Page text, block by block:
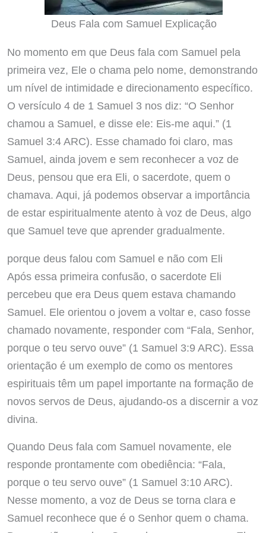
Deus Fala com Samuel Explicação
No momento em que Deus fala com Samuel pela
primeira vez, Ele o chama pelo nome, demonstrando
um nível de intimidade e direcionamento específico.
O versículo 4 de 1 Samuel 3 nos diz: “O Senhor
chamou a Samuel, e disse ele: Eis-me aqui.” (1
Samuel 3:4 ARC). Esse chamado foi claro, mas
Samuel, ainda jovem e sem reconhecer a voz de
Deus, pensou que era Eli, o sacerdote, quem o
chamava. Aqui, já podemos observar a importância
de estar espiritualmente atento à voz de Deus, algo
que Samuel teve que aprender gradualmente.
porque deus falou com Samuel e não com Eli
Após essa primeira confusão, o sacerdote Eli
percebeu que era Deus quem estava chamando
Samuel. Ele orientou o jovem a voltar e, caso fosse
chamado novamente, responder com “Fala, Senhor,
porque o teu servo ouve” (1 Samuel 3:9 ARC). Essa
orientação é um exemplo de como os mentores
espirituais têm um papel importante na formação de
novos servos de Deus, ajudando-os a discernir a voz
divina.
Quando Deus fala com Samuel novamente, ele
responde prontamente com obediência: “Fala,
porque o teu servo ouve” (1 Samuel 3:10 ARC).
Nesse momento, a voz de Deus se torna clara e
Samuel reconhece que é o Senhor quem o chama.